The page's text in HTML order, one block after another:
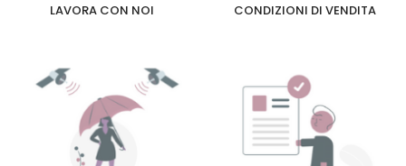
LAVORA CON NOI CONDIZIONI DI VENDITA